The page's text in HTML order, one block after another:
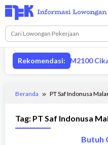
Loncat
ke
konten
Rekomendasi:
produksi MM2100
Beranda PT Saf Indonusa
Tag: PT Saf Indonusa
Butuh